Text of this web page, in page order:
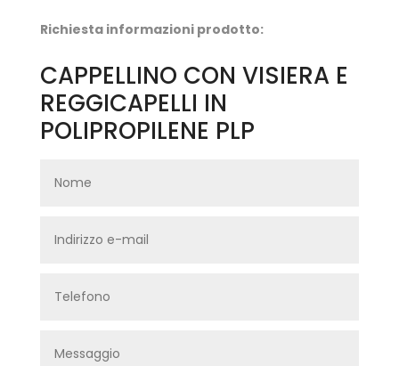
Richiesta informazioni prodotto:
CAPPELLINO CON VISIERA E
REGGICAPELLI IN
POLIPROPILENE PLP